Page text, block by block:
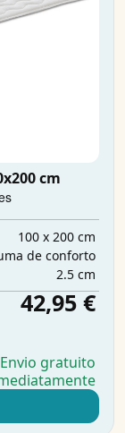
cm
100 x 200 cm
de conforto
2.5 cm
42,95 €
Envio gratuito